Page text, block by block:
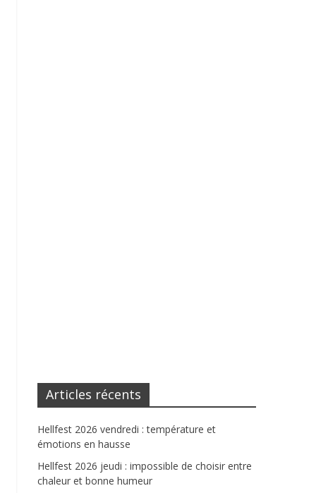
Articles récents
Hellfest 2026 vendredi : température et
émotions en hausse
Hellfest 2026 jeudi : impossible de choisir entre
chaleur et bonne humeur